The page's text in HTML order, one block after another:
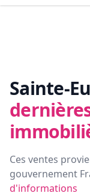
Sainte-
Ces ventes
gouvernement
d'informations